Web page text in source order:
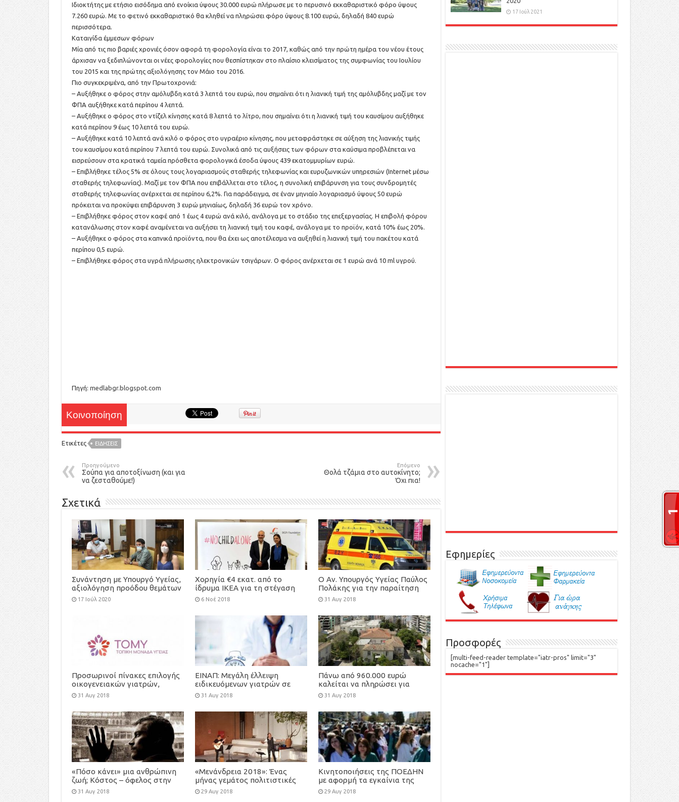
Ιδιοκτήτης με ετήσιο εισόδημα από ενοίκια ύψους 30.000 ευρώ πλήρωσε με το περυσινό εκκαθαριστικό φόρο ύψους
7.260 ευρώ. Με το φετινό εκκαθαριστικό θα κληθεί να πληρώσει φόρο ύψους 8.100 ευρώ, δηλαδή 840 ευρώ
περισσότερα.
Καταιγίδα έμμεσων φόρων
Μία από τις πιο βαριές χρονιές όσον αφορά τη φορολογία είναι το 2017, καθώς από την πρώτη ημέρα του νέου έτους
άρχισαν να ξεδιπλώνονται οι νέες φορολογίες που θεσπίστηκαν στο πλαίσιο κλεισίματος της συμφωνίας του Ιουλίου
του 2015 και της πρώτης αξιολόγησης τον Μάιο του 2016.
Πιο συγκεκριμένα, από την Πρωτοχρονιά:
– Αυξήθηκε ο φόρος στην αμόλυβδη κατά 3 λεπτά του ευρώ, που σημαίνει ότι η λιανική τιμή της αμόλυβδης μαζί με τον
ΦΠΑ αυξήθηκε κατά περίπου 4 λεπτά.
– Αυξήθηκε ο φόρος στο ντίζελ κίνησης κατά 8 λεπτά το λίτρο, που σημαίνει ότι η λιανική τιμή του καυσίμου αυξήθηκε
κατά περίπου 9 έως 10 λεπτά του ευρώ.
– Αυξήθηκε κατά 10 λεπτά ανά κιλό ο φόρος στο υγραέριο κίνησης, που μεταφράστηκε σε αύξηση της λιανικής τιμής
του καυσίμου κατά περίπου 7 λεπτά του ευρώ. Συνολικά από τις αυξήσεις των φόρων στα καύσιμα προβλέπεται να
εισρεύσουν στα κρατικά ταμεία πρόσθετα φορολογικά έσοδα ύψους 439 εκατομμυρίων ευρώ.
– Επιβλήθηκε τέλος 5% σε όλους τους λογαριασμούς σταθερής τηλεφωνίας και ευρυζωνικών υπηρεσιών (Internet μέσω
σταθερής τηλεφωνίας). Μαζί με τον ΦΠΑ που επιβάλλεται στο τέλος, η συνολική επιβάρυνση για τους συνδρομητές
σταθερής τηλεφωνίας ανέρχεται σε περίπου 6,2%. Για παράδειγμα, σε έναν μηνιαίο λογαριασμό ύψους 50 ευρώ
πρόκειται να προκύψει επιβάρυνση 3 ευρώ μηνιαίως, δηλαδή 36 ευρώ τον χρόνο.
– Επιβλήθηκε φόρος στον καφέ από 1 έως 4 ευρώ ανά κιλό, ανάλογα με το στάδιο της επεξεργασίας. Η επιβολή φόρου
κατανάλωσης στον καφέ αναμένεται να αυξήσει τη λιανική τιμή του καφέ, ανάλογα με το προϊόν, κατά 10% έως 20%.
– Αυξήθηκε ο φόρος στα καπνικά προϊόντα, που θα έχει ως αποτέλεσμα να αυξηθεί η λιανική τιμή του πακέτου κατά
περίπου 0,5 ευρώ.
– Επιβλήθηκε φόρος στα υγρά πλήρωσης ηλεκτρονικών τσιγάρων. Ο φόρος ανέρχεται σε 1 ευρώ ανά 10 ml υγρού.
Πηγή: medlabgr.blogspot.com
Κοινοποίηση
Ετικέτες ΕΙΔΉΣΕΙΣ
Προηγούμενο
Σούπα για αποτοξίνωση (και για
να ζεσταθούμε!)
Επόμενο
Θολά τζάμια στο αυτοκίνητο;
Όχι πια!
Σχετικά
Συνάντηση με Υπουργό Υγείας,
αξιολόγηση προόδου θεμάτων
Κυστικής Ίνωσης
17 Ιούλ 2020
Χορηγία €4 εκατ. από το
ίδρυμα ΙΚΕΑ για τη στέγαση
και την φροντίδα 100
6 Νοέ 2018
Ο Αν. Υπουργός Υγείας Παύλος
Πολάκης για την παραίτηση
του Κ. Καρακατσιανόπουλου
31 Αυγ 2018
Προσωρινοί πίνακες επιλογής
οικογενειακών γιατρών,
προκήρυξης-πρόσκλησης
εκδήλωσης ενδιαφέροντος για
τη στελέχωση των Τοπικών
Μονάδων Υγείας (ΤΟΜΥ)
31 Αυγ 2018
ΕΙΝΑΠ: Μεγάλη έλλειψη
ειδικευόμενων γιατρών σε
πολλές ειδικότητες
31 Αυγ 2018
Πάνω από 960.000 ευρώ
καλείται να πληρώσει για
ΕΝΦΙΑ, το Άσυλο Ανιάτων
31 Αυγ 2018
«Πόσο κάνει» μια ανθρώπινη
ζωή; Κόστος – όφελος στην
ιατρική περίθαλψη
31 Αυγ 2018
«Μενάνδρεια 2018»: Ένας
μήνας γεμάτος πολιτιστικές
εκδηλώσεις από τον Δήμο
Κηφισιάς
29 Αυγ 2018
Κινητοποιήσεις της ΠΟΕΔΗΝ
με αφορμή τα εγκαίνια της
ΔΕΘ
29 Αυγ 2018
17 Ιούλ 2021
Εφημερίες
Προσφορές
[multi-feed-reader template="iatr-pros" limit="3"
nocache="1"]